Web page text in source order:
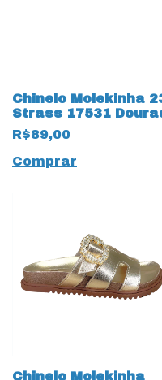
Chinelo Molekinha
Strass 17531
R$89,00
Comprar
Chinelo Molekinha